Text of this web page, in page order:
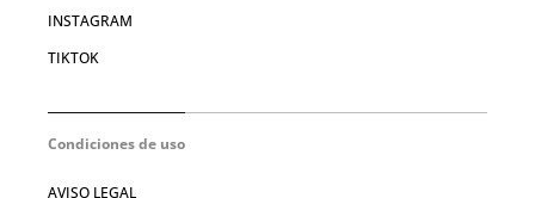
INSTAGRAM
TIKTOK
Condiciones de uso
AVISO LEGAL